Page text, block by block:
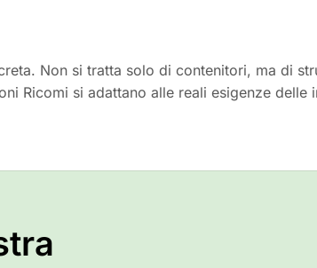
Non si tratta solo di contenitori, ma di
Ricomi si adattano alle reali esigenze delle